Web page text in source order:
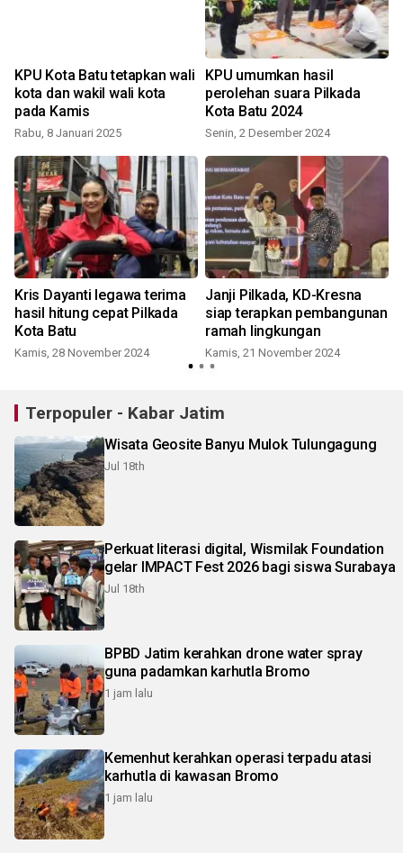
KPU Kota Batu tetapkan wali
kota dan wakil wali kota
pada Kamis
Rabu, 8 Januari 2025
KPU umumkan hasil
perolehan suara Pilkada
Kota Batu 2024
Senin, 2 Desember 2024
Kris Dayanti legawa terima
hasil hitung cepat Pilkada
Kota Batu
Kamis, 28 November 2024
Janji Pilkada, KD-Kresna
siap terapkan pembangunan
ramah lingkungan
Kamis, 21 November 2024
Terpopuler - Kabar Jatim
Wisata Geosite Banyu Mulok Tulungagung
Jul 18th
Perkuat literasi digital, Wismilak Foundation
gelar IMPACT Fest 2026 bagi siswa Surabaya
Jul 18th
BPBD Jatim kerahkan drone water spray
guna padamkan karhutla Bromo
1 jam lalu
Kemenhut kerahkan operasi terpadu atasi
karhutla di kawasan Bromo
1 jam lalu